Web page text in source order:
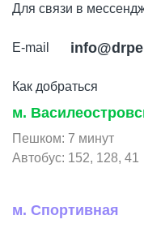
Для связи в
E-mail
Как добраться
м.
Пешком: 7 минут
Автобус: 152, 128, 41
м. Спортивная